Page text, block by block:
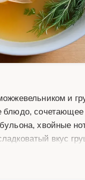
и
блюдо, сочетающее
хвойные
вкус
никого не оставит